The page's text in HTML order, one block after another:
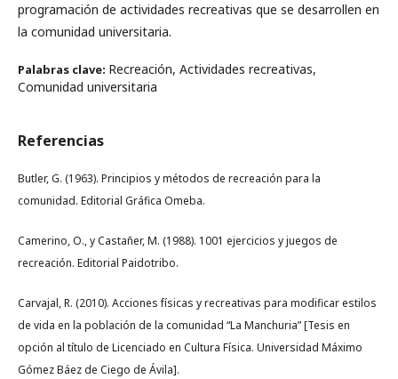
programación de actividades recreativas que se desarrollen en
la comunidad universitaria.
Palabras clave: Recreación, Actividades recreativas,
Comunidad universitaria
Referencias
Butler, G. (1963). Principios y métodos de recreación para la
comunidad. Editorial Gráfica Omeba.
Camerino, O., y Castañer, M. (1988). 1001 ejercicios y juegos de
recreación. Editorial Paidotribo.
Carvajal, R. (2010). Acciones físicas y recreativas para modificar estilos
de vida en la población de la comunidad “La Manchuria” [Tesis en
opción al título de Licenciado en Cultura Física. Universidad Máximo
Gómez Báez de Ciego de Ávila].